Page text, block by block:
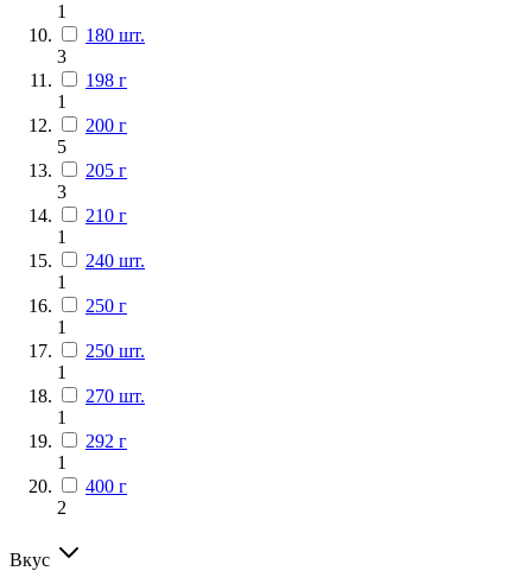
1
180 шт.
3
198 г
1
200 г
5
205 г
3
210 г
1
240 шт.
1
250 г
1
250 шт.
1
270 шт.
1
292 г
1
400 г
2
Вкус